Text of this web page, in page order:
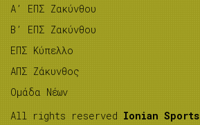
A’ ΕΠΣ Ζακύνθου
B’ ΕΠΣ Ζακύνθου
ΕΠΣ Κύπελλο
ΑΠΣ Ζάκυνθος
Ομάδα Νέων
All rights reserved Ionian Sports